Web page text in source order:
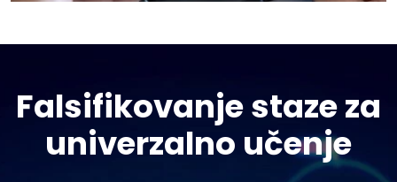
Falsifikovanje staze za
univerzalno učenje